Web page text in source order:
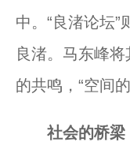
中。“良渚论坛
良渚。马东峰
的共鸣，“空间
社会的桥梁